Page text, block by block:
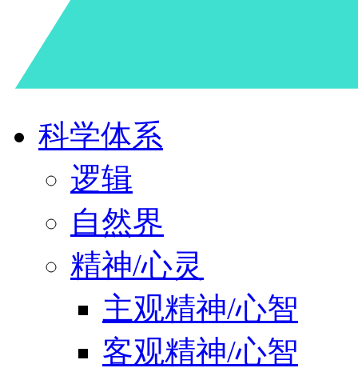
科学体系
逻辑
自然界
精神/心灵
主观精神/心智
客观精神/心智